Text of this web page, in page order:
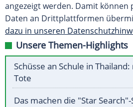
angezeigt werden. Damit können
Daten an Drittplattformen
dazu in unseren
Unsere Themen-Highlights
Schüsse an Schule in
Tote
Das machen die "Star